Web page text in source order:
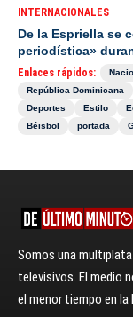
INTERNACIONALES
De la Espriella se
periodística»
Enlaces rápidos:
República Dominicana
Deportes
Estilo
Béisbol
portada
Somos una
televisivos. El medio
el menor tiempo en la